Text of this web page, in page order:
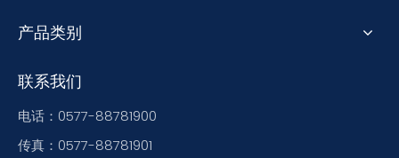
产品类别
联系我们
电话：0577-88781900
传真：0577-88781901